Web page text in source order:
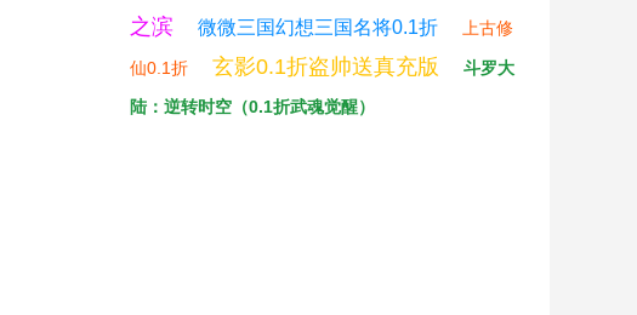
之滨
微微三国幻想三国名将0.1折 上古修
仙0.1折 玄影0.1折盗帅送真充版
斗罗大
陆：逆转时空（0.1折武魂觉醒）